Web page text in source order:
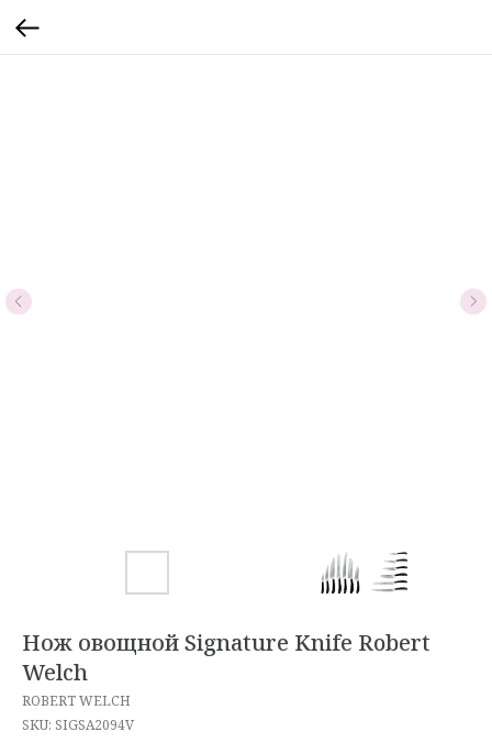
Нож овощной Signature Knife Robert
Welch
ROBERT WELCH
SKU: SIGSA2094V